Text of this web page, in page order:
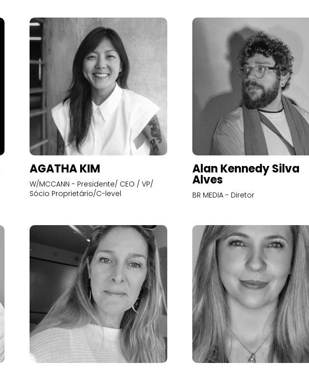
AGATHA KIM
W/MCCANN - Presidente/ CEO / VP/
Sócio Proprietário/C-level
Alan Kennedy Silva
Alves
BR MEDIA - Diretor